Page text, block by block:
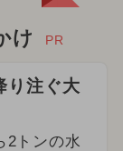
け PR
り注ぐ大
2トンの水